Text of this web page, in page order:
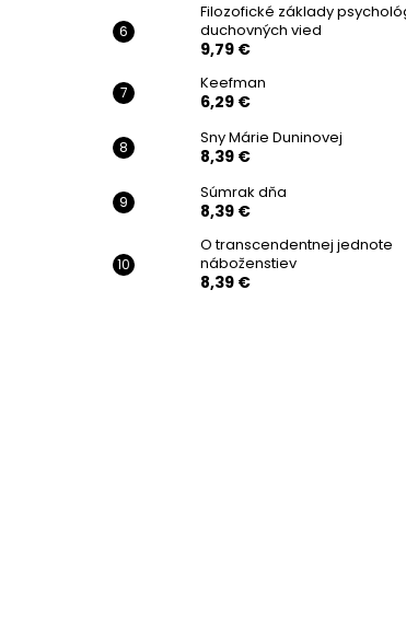
Filozofické základy
duchovných vied
9,79 €
Keefman
6,29 €
Sny Márie Duninovej
8,39 €
Súmrak dňa
8,39 €
O transcendentnej jednote
náboženstiev
8,39 €